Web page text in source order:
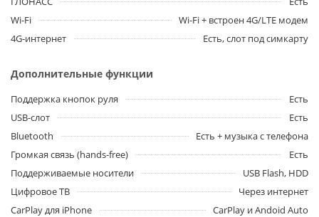
Wi-Fi
Wi-Fi + встроен 4G/LTE модем
4G-интернет
Есть, слот под симкарту
Дополнительные функции
Поддержка кнопок руля
Есть
USB-слот
Есть
Bluetooth
Есть + музыка с телефона
Громкая связь (hands-free)
Есть
Поддерживаемые носители
USB Flash, HDD
Цифровое ТВ
Через интернет
CarPlay для iPhone
CarPlay и Andoid Auto